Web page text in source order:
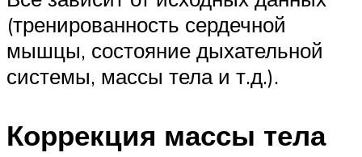
(тренированность сердечной
мышцы, состояние дыхательной
системы, массы тела и т.д.).
Коррекция массы тела